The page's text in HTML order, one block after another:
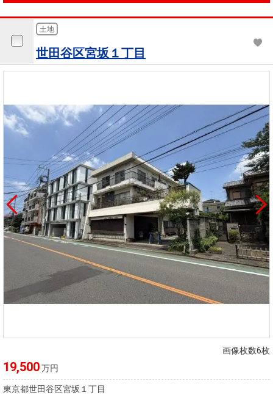
土地
世田谷区宮坂１丁目
画像枚数6枚
19,500万円
東京都世田谷区宮坂１丁目